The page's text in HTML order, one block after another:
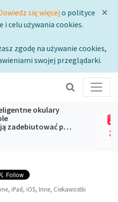
×
się więcej o polityce
i celu używania cookies.
zgodę na używanie cookies,
swojej przeglądarki.
okulary
zadebiutować podczas
2027
, iPad, iOS, Inne, Ciekawostki